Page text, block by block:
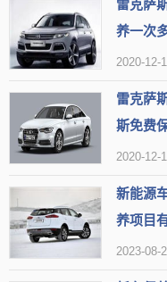
据了解，雷克萨斯在免
好每10000公里做一次保
刚好可以做完。另外，不
的，例如油路、空调、机
工作人员都会在保养时建
项目。
雷克萨
养一次
2020-12-
雷克萨
斯免费
2020-12-
新能源
养项目
2023-08-